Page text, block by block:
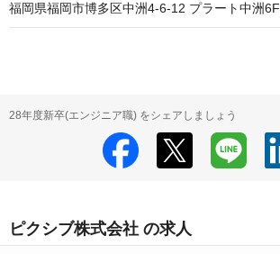
福岡県福岡市博多区中洲4-6-12 プラート中洲6F
28年度新卒(エンジニア職) をシェアしましょう
ピクシブ株式会社 の求人